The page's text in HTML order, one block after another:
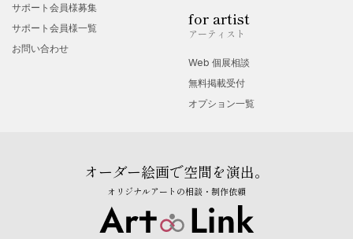
サポート会員様募集
サポート会員様一覧
お問い合わせ
for artist
アーティスト
Web 個展相談
無料掲載受付
オプション一覧
オーダー絵画で空間を演出。
オリジナルアートの相談・制作依頼